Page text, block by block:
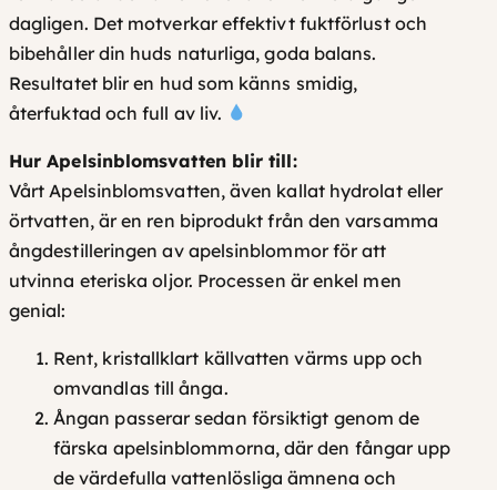
dagligen. Det motverkar effektivt fuktförlust och
bibehåller din huds naturliga, goda balans.
Resultatet blir en hud som känns smidig,
återfuktad och full av liv.
Hur Apelsinblomsvatten blir till:
Vårt Apelsinblomsvatten, även kallat hydrolateller
örtvatten, är en ren biprodukt från den varsamma
ångdestilleringen av apelsinblommor för att
utvinna eteriska oljor. Processen är enkel men
genial:
Rent, kristallklart källvatten värms upp och
omvandlas till ånga.
Ångan passerar sedan försiktigt genom de
färska apelsinblommorna, där den fångar upp
de värdefulla vattenlösliga ämnena och